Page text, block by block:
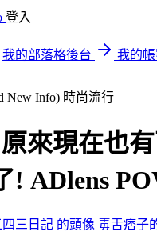
登入
我的部落格後台
我的
New Info) 時尚流行
來現在也
! ADlens
毒舌痞子